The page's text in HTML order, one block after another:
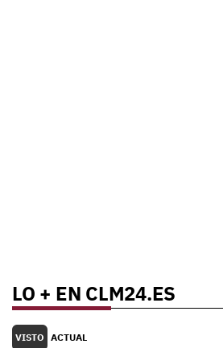
LO + EN CLM24.ES
VISTO ACTUAL